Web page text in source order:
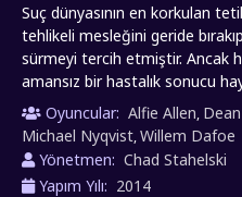
Suç dünyasının en korkulan
tehlikeli mesleğini geride
sürmeyi tercih etmiştir. Ancak
amansız bir hastalık sonucu
yıkıcı bir darbe olur.
duygusal bağı ise sadık
John'un sessiz dünyasını bir
üç gangster, sadece maddi
Oyuncular: Alfie Allen,
Michael Nyqvist,Willem Dafoe
Yönetmen: Chad Stahelski
Yapım Yılı: 2014